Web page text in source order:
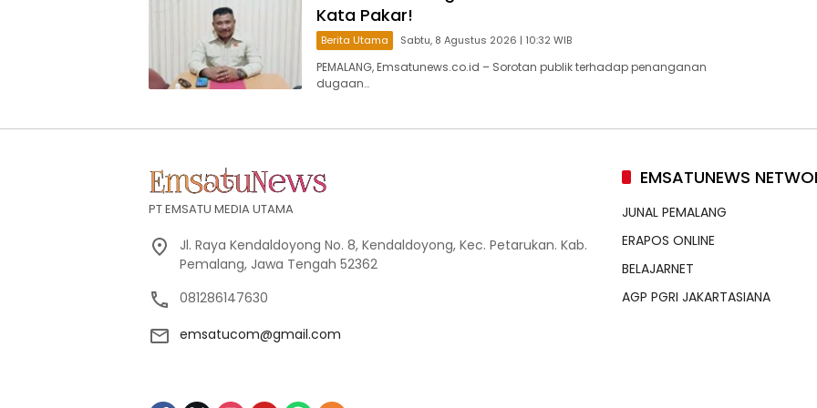
Kata Pakar!
Berita Utama Sabtu, 8 Agustus 2026 | 10:32 WIB
PEMALANG, Emsatunews.co.id – Sorotan publik terhadap penanganan
dugaan…
PT EMSATU MEDIA UTAMA
Jl. Raya Kendaldoyong No. 8, Kendaldoyong, Kec. Petarukan. Kab.
Pemalang, Jawa Tengah 52362
081286147630
emsatucom@gmail.com
EMSATUNEWS
JUNAL PEMALANG
ERAPOS ONLINE
BELAJARNET
AGP PGRI JAKARTASIANA